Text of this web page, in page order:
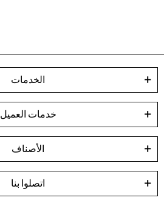
الخدمات
خدمات العميل
الأصناف
اتصلوا بنا